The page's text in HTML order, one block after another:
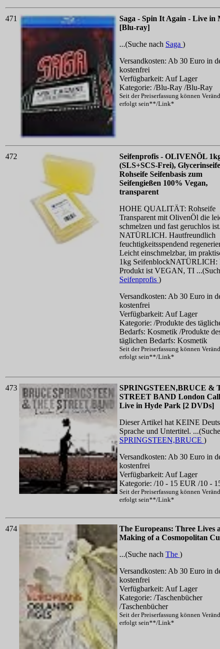
471
Saga - Spin It Again - Live in
[Blu-ray]
...(Suche nach Saga )
Versandkosten: Ab 30 Euro in
kostenfrei
Verfügbarkeit: Auf Lager
Kategorie: /Blu-Ray /Blu-Ray
Seit der Preiserfassung können
erfolgt sein**/Link*
472
Seifenprofis - OLIVENÖL
(SLS+SCS-Frei), Glycerinseife
Rohseife Seifenbasis zum
Seifengießen 100% Vegan,
transparent
HOHE QUALITÄT: Rohseife
Transparent mit OlivenÖl die
schmelzen und fast geruchlos
NATÜRLICH. Hautfreundlich
feuchtigkeitsspendend
Leicht einschmelzbar, im
1kg SeifenblockNATÜRLICH:
Produkt ist VEGAN, TI
Seifenprofis )
Versandkosten: Ab 30 Euro in
kostenfrei
Verfügbarkeit: Auf Lager
Kategorie: /Produkte des
Bedarfs: Kosmetik /Produkte
täglichen Bedarfs: Kosmetik
Seit der Preiserfassung können
erfolgt sein**/Link*
473
SPRINGSTEEN,BRUCE &
STREET BAND London
Live in Hyde Park [2 DVDs]
Dieser Artikel hat KEINE
Sprache und Untertitel.
SPRINGSTEEN,BRUCE )
Versandkosten: Ab 30 Euro in
kostenfrei
Verfügbarkeit: Auf Lager
Kategorie: /10 - 15 EUR /10 -
Seit der Preiserfassung können
erfolgt sein**/Link*
474
The Europeans: Three Lives
Making of a Cosmopolitan
...(Suche nach The )
Versandkosten: Ab 30 Euro in
kostenfrei
Verfügbarkeit: Auf Lager
Kategorie: /Taschenbücher
/Taschenbücher
Seit der Preiserfassung können
erfolgt sein**/Link*